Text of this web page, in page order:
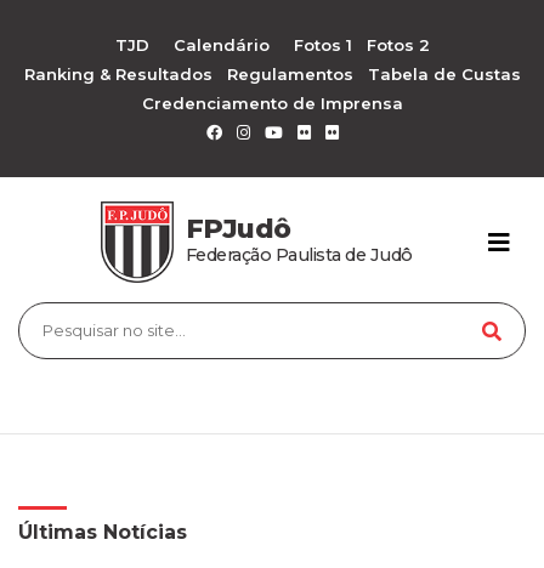
TJD Calendário Fotos 1
Fotos 2
Ranking & Resultados
Regulamentos
Tabela de Custas
Credenciamento de Imprensa
FPJudô
Federação Paulista de Judô
Últimas Notícias